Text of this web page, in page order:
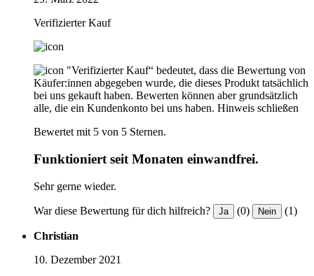
Verifizierter Kauf
"Verifizierter Kauf“ bedeutet, dass die Bewertung von
Käufer:innen abgegeben wurde, die dieses Produkt tatsächlich
bei uns gekauft haben. Bewerten können aber grundsätzlich
alle, die ein Kundenkonto bei uns haben. Hinweis schließen
Bewertet mit 5 von 5 Sternen.
Funktioniert seit Monaten einwandfrei.
Sehr gerne wieder.
War diese Bewertung für dich hilfreich? Ja (0) Nein (1)
Christian
10. Dezember 2021